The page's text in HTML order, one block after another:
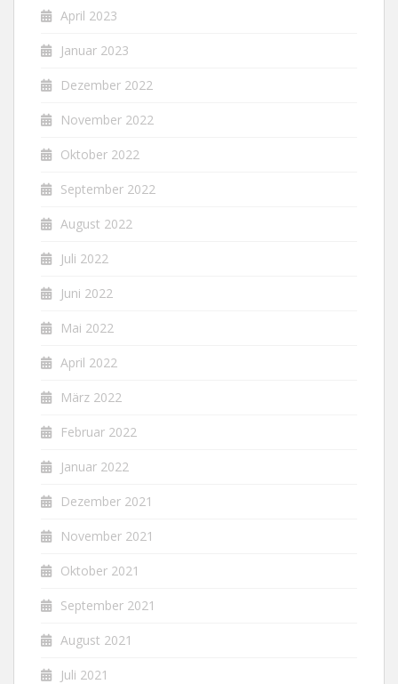
April 2023
Januar 2023
Dezember 2022
November 2022
Oktober 2022
September 2022
August 2022
Juli 2022
Juni 2022
Mai 2022
April 2022
März 2022
Februar 2022
Januar 2022
Dezember 2021
November 2021
Oktober 2021
September 2021
August 2021
Juli 2021